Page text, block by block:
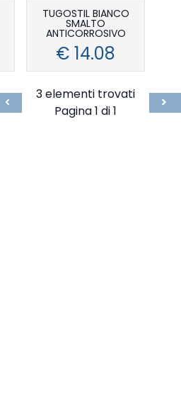
TUGOSTIL BIANCO
SMALTO
ANTICORROSIVO
€ 14.08
Previous
3 elementi trovati
Pagina 1 di 1
Next